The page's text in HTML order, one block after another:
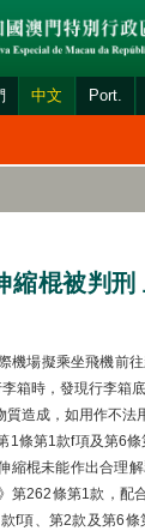
中文 Port.
縮棍被判刑
場擬乘坐飛機前往
箱時，發現行李箱
造成，如用作不法
1條第1款f項及第6
縮棍未能作出合理
第262條第1款，配
f項、第2款及第6